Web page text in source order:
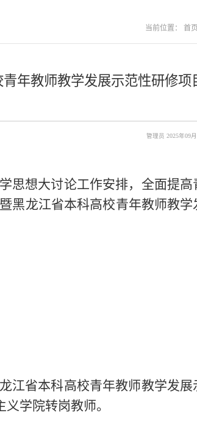
当前位置： 首页
年教师教学发展示范性研修项
管理员 2025年09
思想大讨论工作安排，全面提
黑龙江省本科高校青年教师教
江省本科高校青年教师教学发展
学院转岗教师。